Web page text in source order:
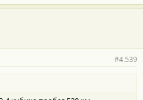
#4.539